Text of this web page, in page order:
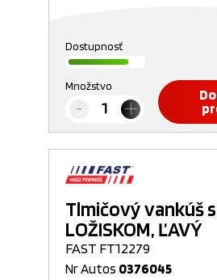
Dostupnosť
Množstvo
Tlmičový vankúš s
LOŽISKOM, ĽAVÝ
FAST FT12279
Nr Autos 0376045